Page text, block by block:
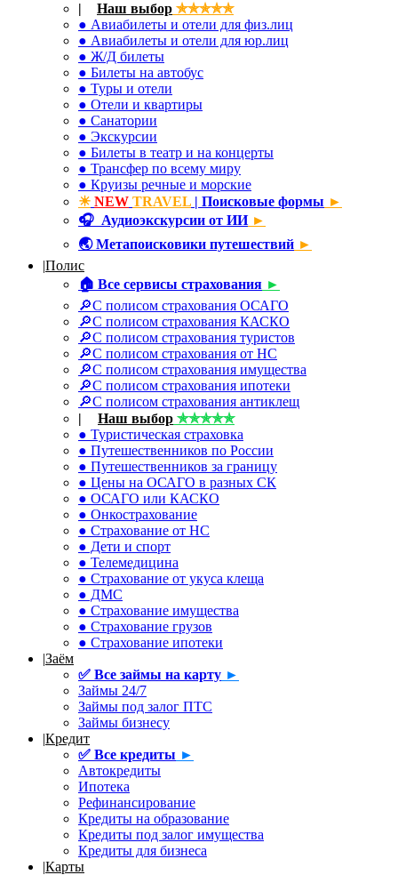
|
Наш выбор ✯✯✯✯✯
● Авиабилеты и отели для физ.лиц
● Авиабилеты и отели для юр.лиц
● Ж/Д билеты
● Билеты на автобус
● Туры и отели
● Отели и квартиры
● Санатории
● Экскурсии
● Билеты в театр и на концерты
● Трансфер по всему миру
● Круизы речные и морские
☀ NEW TRAVEL | Поисковые формы ►
🎧 Аудиоэкскурсии от ИИ►
🌏Метапоисковики путешествий ►
|Полис
🏠 Все сервисы страхования ►
🔎С полисом страхования ОСАГО
🔎С полисом страхования КАСКО
🔎С полисом страхования туристов
🔎С полисом страхования от НС
🔎С полисом страхования имущества
🔎С полисом страхования ипотеки
🔎С полисом страхования антиклещ
|
Наш выбор ✯✯✯✯✯
● Туристическая страховка
● Путешественников по России
● Путешественников за границу
● Цены на ОСАГО в разных СК
● ОСАГО или КАСКО
● Онкострахование
● Страхование от НС
● Дети и спорт
● Телемедицина
● Страхование от укуса клеща
● ДМС
● Страхование имущества
● Страхование грузов
● Страхование ипотеки
|Заём
✅ Все займы на карту ►
Займы 24/7
Займы под залог ПТС
Займы бизнесу
|Кредит
✅ Все кредиты ►
Автокредиты
Ипотека
Рефинансирование
Кредиты на образование
Кредиты под залог имущества
Кредиты для бизнеса
|Карты